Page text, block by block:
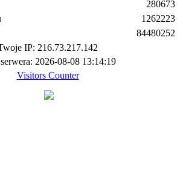
280673
1262223
84480252
IP: 216.73.217.142
2026-08-08 13:14:19
Visitors Counter